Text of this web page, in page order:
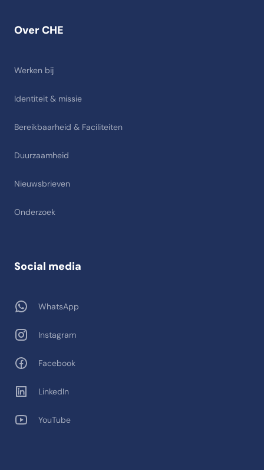
Over CHE
Werken bij
Identiteit & missie
Bereikbaarheid & Faciliteiten
Duurzaamheid
Nieuwsbrieven
Onderzoek
Social media
WhatsApp
Instagram
Facebook
LinkedIn
YouTube